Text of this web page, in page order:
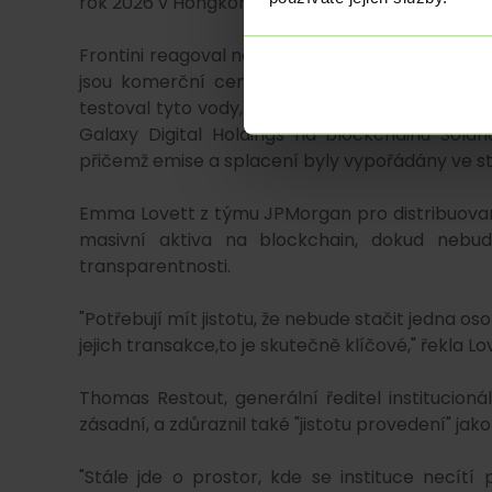
Frontini reagoval na otázku, kdy se
jsou komerční cenné papíry, posune od
testoval tyto vody, když zorganizoval vydání
Galaxy Digital Holdings na blockchainu
přičemž emise a splacení byly vypořádány ve
Emma Lovett z týmu JPMorgan pro
masivní aktiva na blockchain, dokud
transparentnosti.
"Potřebují mít jistotu, že nebude stačit jedna
jejich transakce,to je skutečně klíčové," řekla
Thomas Restout, generální ředitel
zásadní, a zdůraznil také "jistotu provedení"
"Stále jde o prostor, kde se instituce necítí